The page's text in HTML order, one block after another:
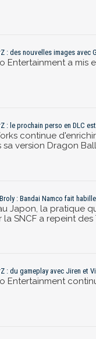
: des nouvelles images avec
Entertainment a mis
: le prochain perso en DLC
continue
sa version Dragon Ball
: Bandai Namco fait
Japon, la pratique
la SNCF a repeint
: du gameplay avec Jiren et
Entertainment